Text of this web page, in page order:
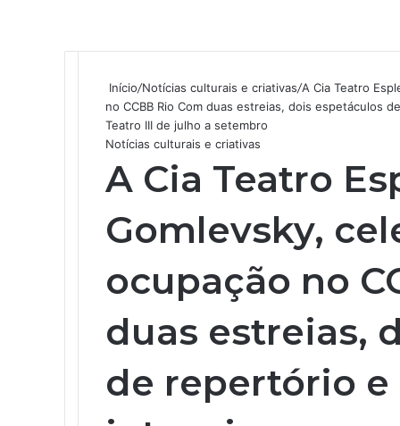
Início/Notícias culturais e criativas/A Cia Teatro
no CCBB Rio Com duas estreias, dois espetáculos
Teatro III de julho a setembro
Notícias culturais e criativas
A Cia Teatro
Gomlevsky,
ocupação no
duas estreias,
de repertório